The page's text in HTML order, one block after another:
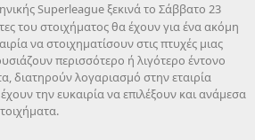
Superleague ξεκινά το Σάββατο 23
του στοιχήματος θα έχουν για ένα ακόμη
να στοιχηματίσουν στις πτυχές μιας
περισσότερο ή λιγότερο έντονο
διατηρούν λογαριασμό στην εταιρία
την ευκαιρία να επιλέξουν και ανάμεσα